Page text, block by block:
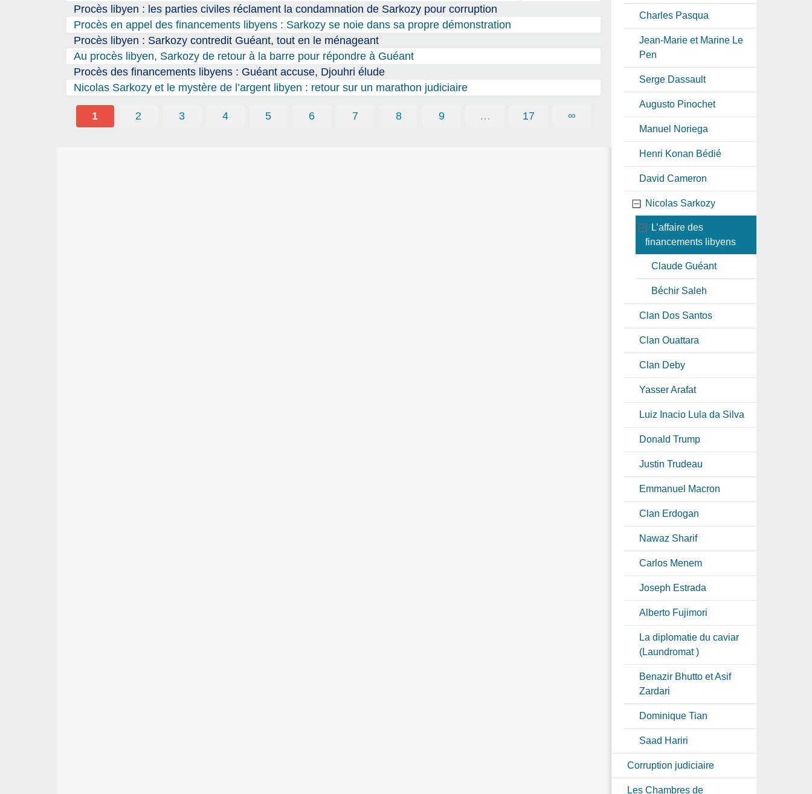
Procès libyen : les parties civiles réclament la condamnation de Sarkozy pour corruption
Procès en appel des financements libyens : Sarkozy se noie dans sa propre démonstration
Procès libyen : Sarkozy contredit Guéant, tout en le ménageant
Au procès libyen, Sarkozy de retour à la barre pour répondre à Guéant
Procès des financements libyens : Guéant accuse, Djouhri élude
Nicolas Sarkozy et le mystère de l’argent libyen : retour sur un marathon judiciaire
1 2 3 4 5 6 7 8 9 … 17 ∞
Charles Pasqua
Jean-Marie et Marine Le
Pen
Serge Dassault
Augusto Pinochet
Manuel Noriega
Henri Konan Bédié
David Cameron
Nicolas Sarkozy
L’affaire des
financements libyens
Claude Guéant
Béchir Saleh
Clan Dos Santos
Clan Ouattara
Clan Deby
Yasser Arafat
Luiz Inacio Lula da Silva
Donald Trump
Justin Trudeau
Emmanuel Macron
Clan Erdogan
Nawaz Sharif
Carlos Menem
Joseph Estrada
Alberto Fujimori
La diplomatie du caviar
(Laundromat )
Benazir Bhutto et Asif
Zardari
Dominique Tian
Saad Hariri
Corruption judiciaire
Les Chambres de